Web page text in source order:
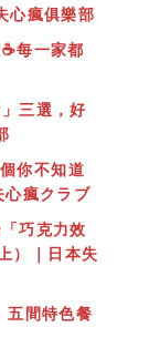
心瘋俱樂部
每一家都
三選，好
你不知道
瘋クラブ
巧克力效
）｜日本失
五間特色餐